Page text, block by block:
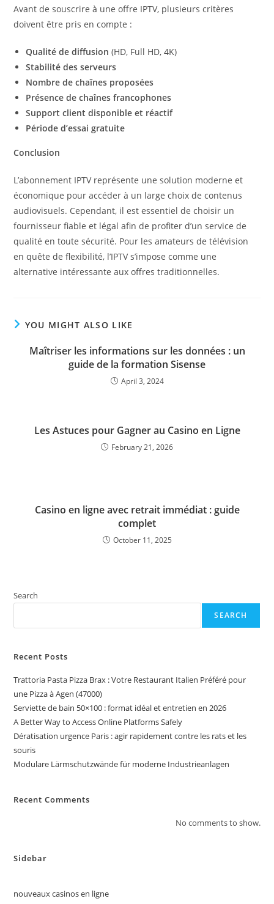
Avant de souscrire à une offre IPTV, plusieurs critères
doivent être pris en compte :
Qualité de diffusion (HD, Full HD, 4K)
Stabilité des serveurs
Nombre de chaînes proposées
Présence de chaînes francophones
Support client disponible et réactif
Période d’essai gratuite
Conclusion
L’abonnement IPTV représente une solution moderne et
économique pour accéder à un large choix de contenus
audiovisuels. Cependant, il est essentiel de choisir un
fournisseur fiable et légal afin de profiter d’un service de
qualité en toute sécurité. Pour les amateurs de télévision
en quête de flexibilité, l’IPTV s’impose comme une
alternative intéressante aux offres traditionnelles.
YOU MIGHT ALSO LIKE
Maîtriser les informations sur les données : un
guide de la formation Sisense
April 3, 2024
Les Astuces pour Gagner au Casino en Ligne
February 21, 2026
Casino en ligne avec retrait immédiat : guide
complet
October 11, 2025
Search
SEARCH
Recent Posts
Trattoria Pasta Pizza Brax : Votre Restaurant Italien Préféré pour
une Pizza à Agen (47000)
Serviette de bain 50×100 : format idéal et entretien en 2026
A Better Way to Access Online Platforms Safely
Dératisation urgence Paris : agir rapidement contre les rats et les
souris
Modulare Lärmschutzwände für moderne Industrieanlagen
Recent Comments
No comments to show.
Sidebar
nouveaux casinos en ligne